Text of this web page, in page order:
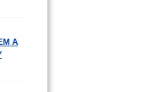
A